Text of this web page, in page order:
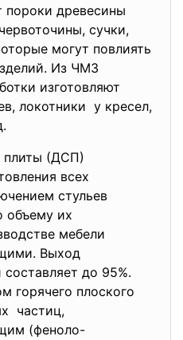
древесины
сучки,
могут повлиять
Из ЧМЗ
изготовляют
локотники у кресел,
плиты (ДСП)
всех
стульев
объему их
мебели
Выход
до 95%.
горячего плоского
частиц,
(феноло-